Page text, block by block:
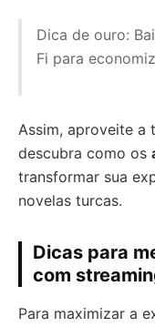
Dica de ouro:
Fi para
Assim, aproveite a
descubra como os
transformar sua
novelas turcas.
Dicas para
com
Para maximizar a